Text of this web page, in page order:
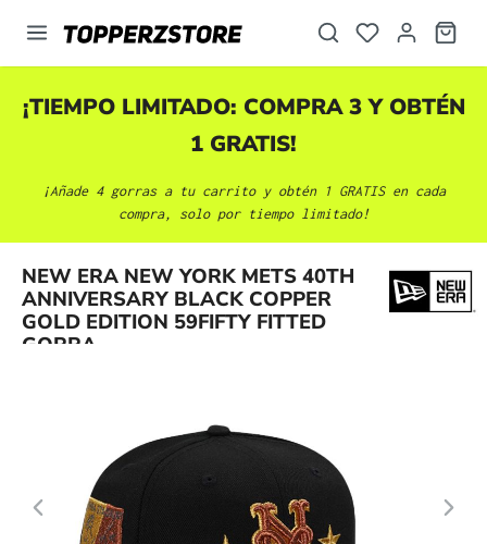
principal
¡TIEMPO LIMITADO: COMPRA 3 Y OBTÉN
1 GRATIS!
¡Añade 4 gorras a tu carrito y obtén 1 GRATIS en cada
compra, solo por tiempo limitado!
NEW ERA NEW YORK METS 40TH
ANNIVERSARY BLACK COPPER
GOLD EDITION 59FIFTY FITTED
GORRA
Omitir galería de imágenes